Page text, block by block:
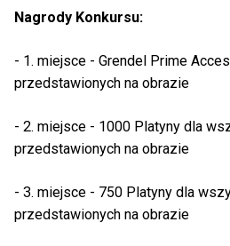
Nagrody Konkursu:
- 1. miejsce - Grendel Prime
przedstawionych na obrazie
- 2. miejsce - 1000 Platyny dla
przedstawionych na obrazie
- 3. miejsce - 750 Platyny dla
przedstawionych na obrazie